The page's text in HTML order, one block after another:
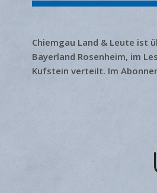
Chiemgau Land & Leute ist
Bayerland Rosenheim, im
Kufstein verteilt. Im